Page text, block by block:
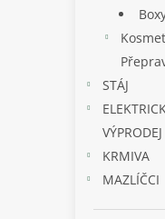
STÁJ
VÝPRODEJ
KRMIVA
MAZLÍČCI